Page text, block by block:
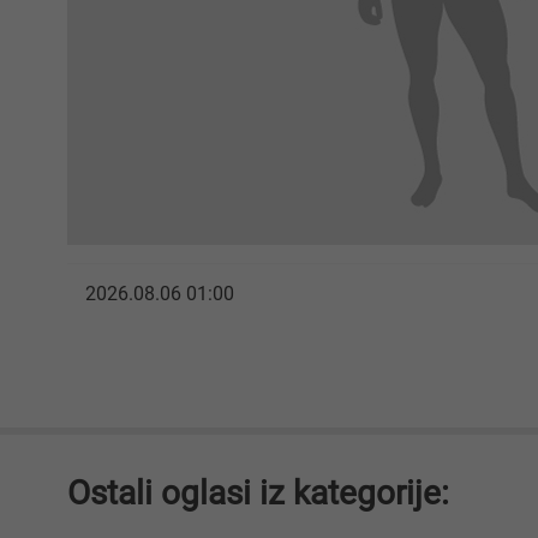
2026.08.06 01:00
Ostali oglasi iz kategorije: